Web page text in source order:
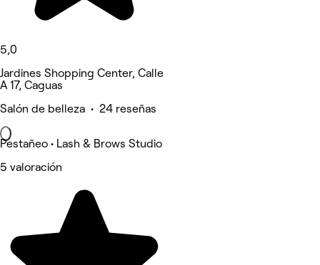
5,0
Jardines Shopping Center, Calle
A 17, Caguas
Salón de belleza • 24 reseñas
Pestañeo • Lash & Brows Studio
5 valoración